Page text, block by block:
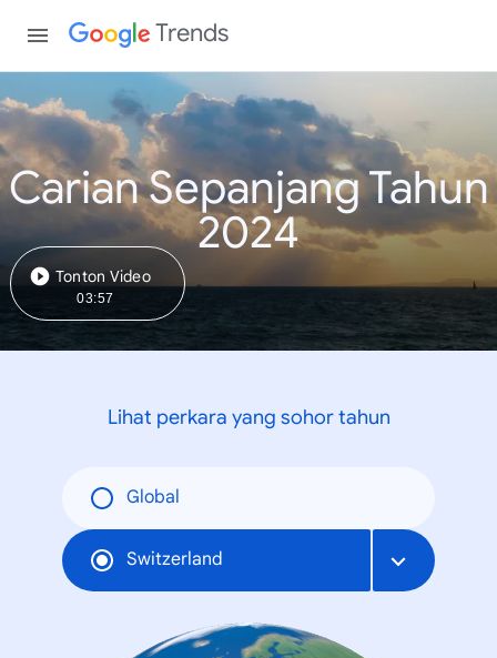
Trends
Carian Sepanjang Tahun
2024
Tonton Video
03:57
Lihat perkara yang sohor tahun
Global
Switzerland